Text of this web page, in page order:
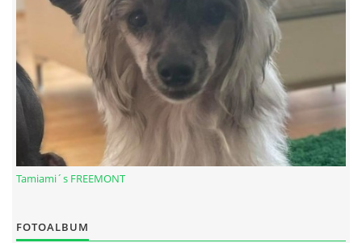
Tamiami´s FREEMONT
FOTOALBUM